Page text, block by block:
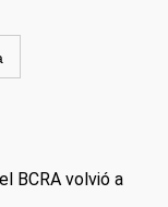
BCRA volvió a